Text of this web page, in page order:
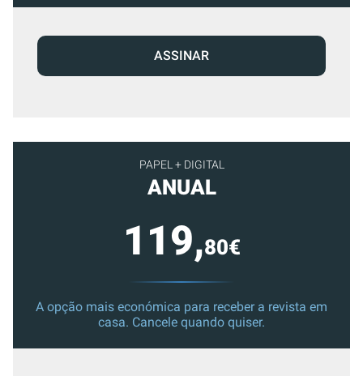
PAPEL + DIGITAL
ANUAL
119,80€
A opção mais económica para receber a revista em
casa. Cancele quando quiser.
ASSINAR